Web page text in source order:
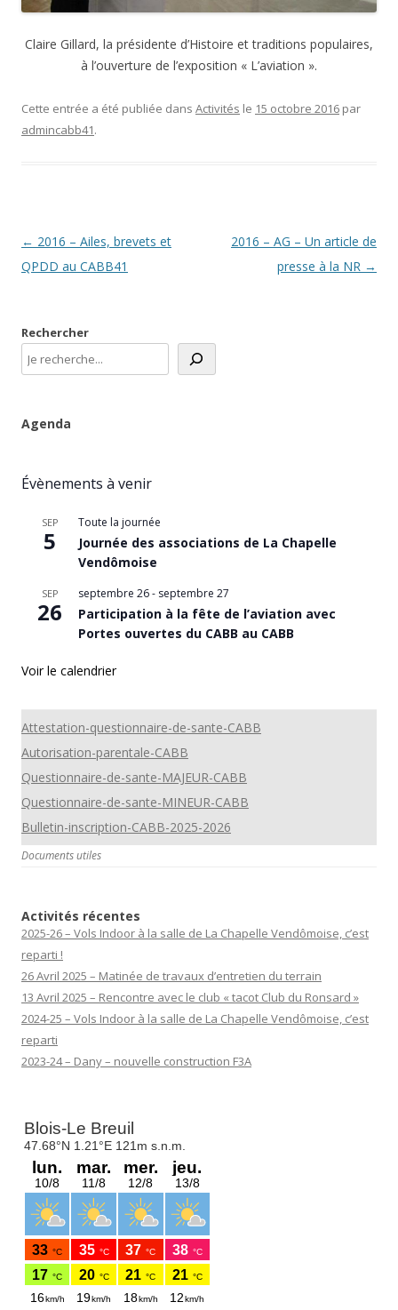
Claire Gillard, la présidente d’Histoire et traditions populaires,
à l’ouverture de l’exposition « L’aviation ».
Cette entrée a été publiée dans Activités le 15 octobre 2016 par
admincabb41.
Navigation
des
← 2016 – Ailes, brevets et
QPDD au CABB41
2016 – AG – Un article de
presse à la NR →
Rechercher
Agenda
Évènements à venir
SEP
5
Toute la journée
Journée des associations de La Chapelle
Vendômoise
SEP
26
septembre 26- septembre 27
Participation à la fête de l’aviation avec
Portes ouvertes du CABB au CABB
Voir le calendrier
Attestation-questionnaire-de-sante-CABB
Autorisation-parentale-CABB
Questionnaire-de-sante-MAJEUR-CABB
Questionnaire-de-sante-MINEUR-CABB
Bulletin-inscription-CABB-2025-2026
Documents utiles
Activités récentes
2025-26 – Vols Indoor à la salle de La Chapelle Vendômoise, c’est
reparti !
26 Avril 2025 – Matinée de travaux d’entretien du terrain
13 Avril 2025 – Rencontre avec le club « tacot Club du Ronsard »
2024-25 – Vols Indoor à la salle de La Chapelle Vendômoise, c’est
reparti
2023-24 – Dany – nouvelle construction F3A